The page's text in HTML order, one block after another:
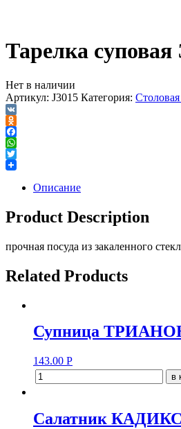
Тарелка
Нет в наличии
Артикул: J3015 Категория:
VK
Odnoklassniki
Facebook
WhatsApp
Twitter
Описание
Product Description
прочная посуда из закаленного
Related Products
Супница
143.00 Р
в
Салатник КАДИКС